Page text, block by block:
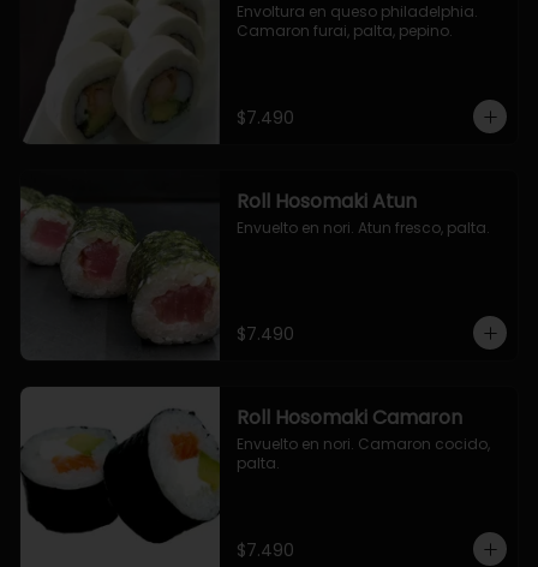
Envoltura en queso philadelphia.
Camaron furai, palta, pepino.
$7.490
Roll Hosomaki Atun
Envuelto en nori. Atun fresco, palta.
$7.490
Roll Hosomaki Camaron
Envuelto en nori. Camaron cocido,
palta.
$7.490